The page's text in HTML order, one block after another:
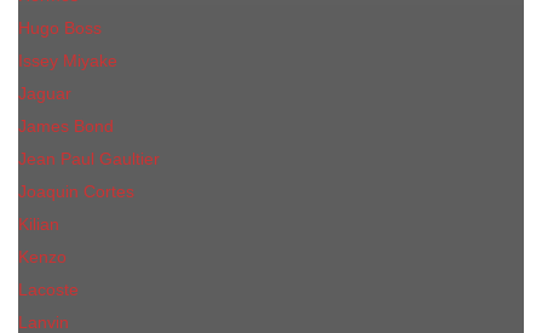
Hugo Boss
Issey Miyake
Jaguar
James Bond
Jean Paul Gaultier
Joaquin Сortes
Kilian
Kenzo
Lacoste
Lanvin